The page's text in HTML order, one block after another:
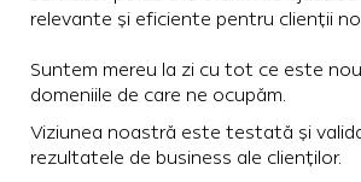
relevante și eficiente pentru clienții
Suntem mereu la zi cu tot ce este
domeniile de care ne ocupăm.
Viziunea noastră este testată și
rezultatele de business ale clienților.